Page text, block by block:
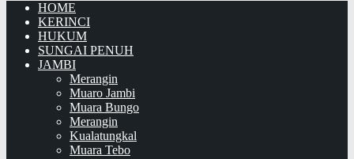
HOME
KERINCI
HUKUM
SUNGAI PENUH
JAMBI
Merangin
Muaro Jambi
Muara Bungo
Merangin
Kualatungkal
Muara Tebo